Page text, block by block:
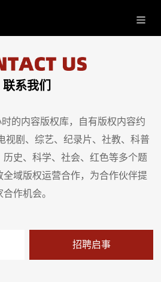
联系我们
的内容版权库，自有版权内容约
视剧、综艺、纪录片、社教、科普
史、科学、社会、红色等多个题
域版权运营合作，为合作伙伴提
作机会。
招聘启事